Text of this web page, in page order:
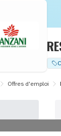
Offres d'emploi